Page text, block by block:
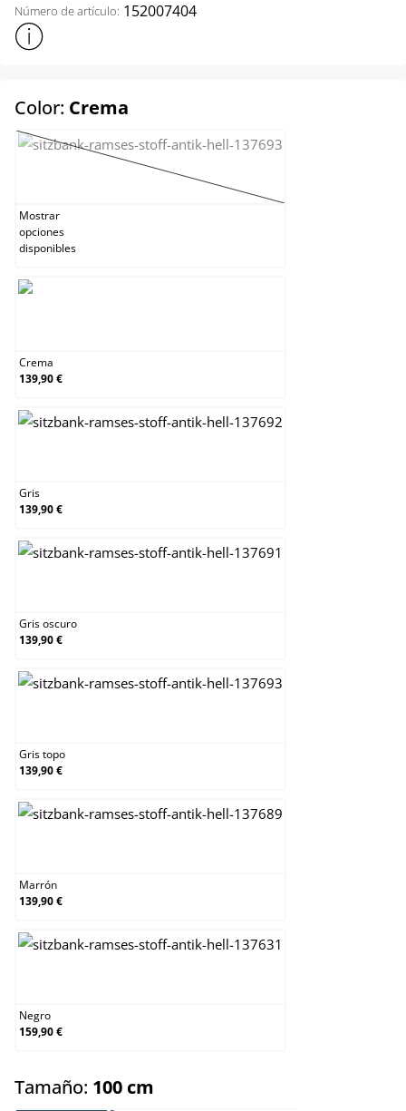
Número de artículo: 152007404
Mostrar más información sobre el producto
Color: Crema
Amarillo
(Esta opción no está disponible en este
Mostrar
opciones
disponibles
Crema
139,90 €
Gris
139,90 €
Gris oscuro
139,90 €
Gris topo
139,90 €
Marrón
139,90 €
Negro
159,90 €
Tamaño: 100 cm